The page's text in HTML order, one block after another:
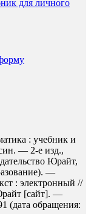
для личного
: учебник и
— 2-е изд.,
Юрайт,
—
: электронный //
[сайт]. —
(дата обращения: